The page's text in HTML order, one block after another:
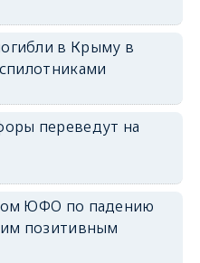
в Крыму в
переведут на
ЮФО по падению
позитивным